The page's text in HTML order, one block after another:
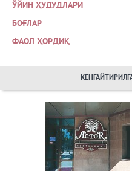
ЎЙИН ҲУДУДЛАРИ
БОҒЛАР
ФАОЛ ҲОРДИҚ